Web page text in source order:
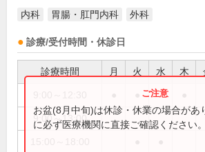
内科 胃腸・肛門内科 外科
診療/受付時間・休診日
診療時間 月 火 水 木
9:00～13:00
お盆(8月中旬)は休診・休業の場合があ
に必ず医療機関に直接ご確認ください。